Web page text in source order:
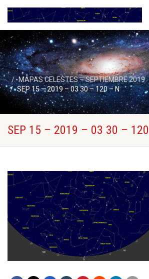
MAPAS CELESTES – SEPTIEMBRE 2019
SEP 15 – 2019 – 03 30 – 120 – N
SEP 15 – 2019 – 03 30 –